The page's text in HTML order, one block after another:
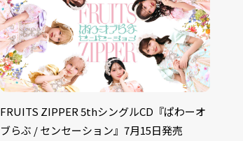
FRUITS ZIPPER 5thシングルCD『ぱわーオ
ブらぶ / センセーション』7月15日発売